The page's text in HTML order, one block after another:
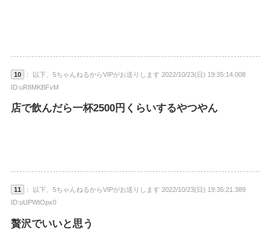
10
： 以下、5ちゃんねるからVIPがお送りします 2022/10/23(日) 19:35:14.008
ID:uR8MKBFvM
店で飲んだら一杯2500円くらいするやつやん
11
： 以下、5ちゃんねるからVIPがお送りします 2022/10/23(日) 19:35:21.389
ID:uUPWtOpx0
贅沢でいいと思う